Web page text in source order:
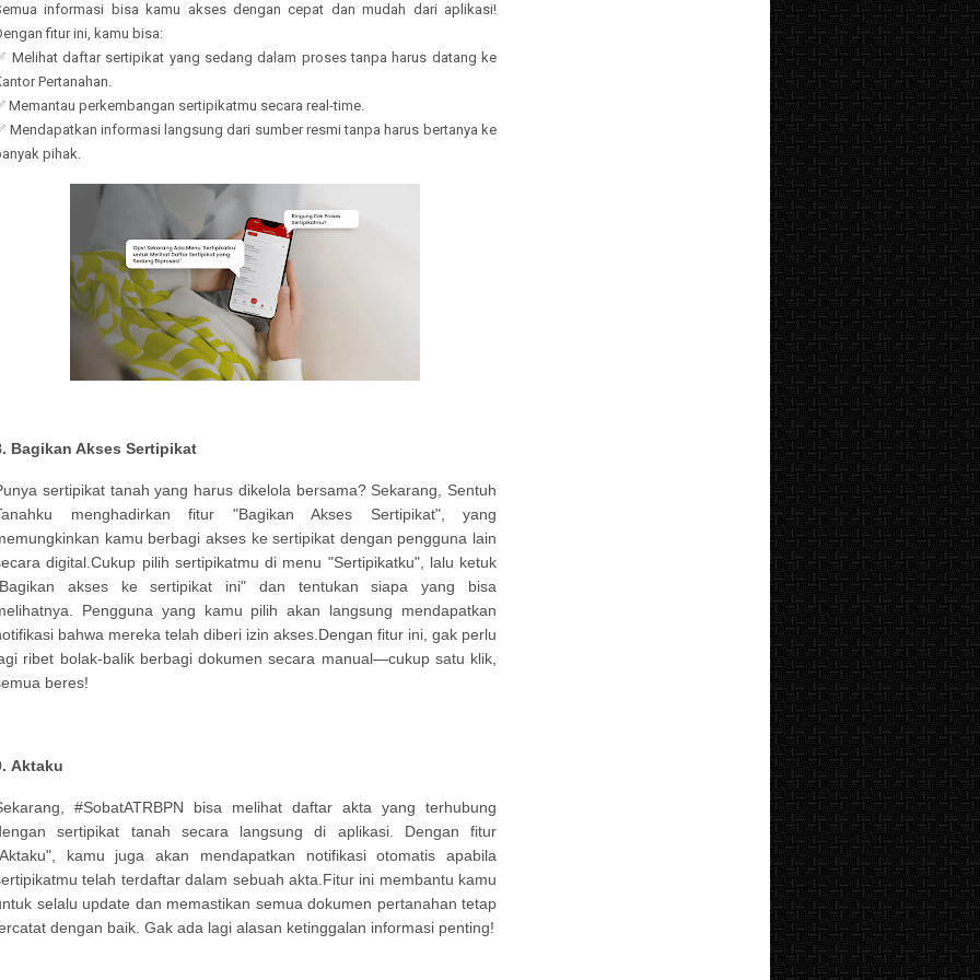
informasi bisa kamu akses dengan cepat dan mudah dari aplikasi!
fitur ini, kamu bisa:
Melihat daftar sertipikat yang sedang dalam proses tanpa harus datang ke
Pertanahan.
Memantau perkembangan sertipikatmu secara real-time.
Mendapatkan informasi langsung dari sumber resmi tanpa harus bertanya ke
pihak.
Bagikan Akses Sertipikat
sertipikat tanah yang harus dikelola bersama? Sekarang, Sentuh
menghadirkan fitur "Bagikan Akses Sertipikat", yang
kamu berbagi akses ke sertipikat dengan pengguna lain
digital.Cukup pilih sertipikatmu di menu "Sertipikatku", lalu ketuk
akses ke sertipikat ini" dan tentukan siapa yang bisa
Pengguna yang kamu pilih akan langsung mendapatkan
bahwa mereka telah diberi izin akses.Dengan fitur ini, gak perlu
ribet bolak-balik berbagi dokumen secara manual—cukup satu klik,
beres!
Aktaku
#SobatATRBPN bisa melihat daftar akta yang terhubung
sertipikat tanah secara langsung di aplikasi. Dengan fitur
kamu juga akan mendapatkan notifikasi otomatis apabila
telah terdaftar dalam sebuah akta.Fitur ini membantu kamu
selalu update dan memastikan semua dokumen pertanahan tetap
dengan baik. Gak ada lagi alasan ketinggalan informasi penting!